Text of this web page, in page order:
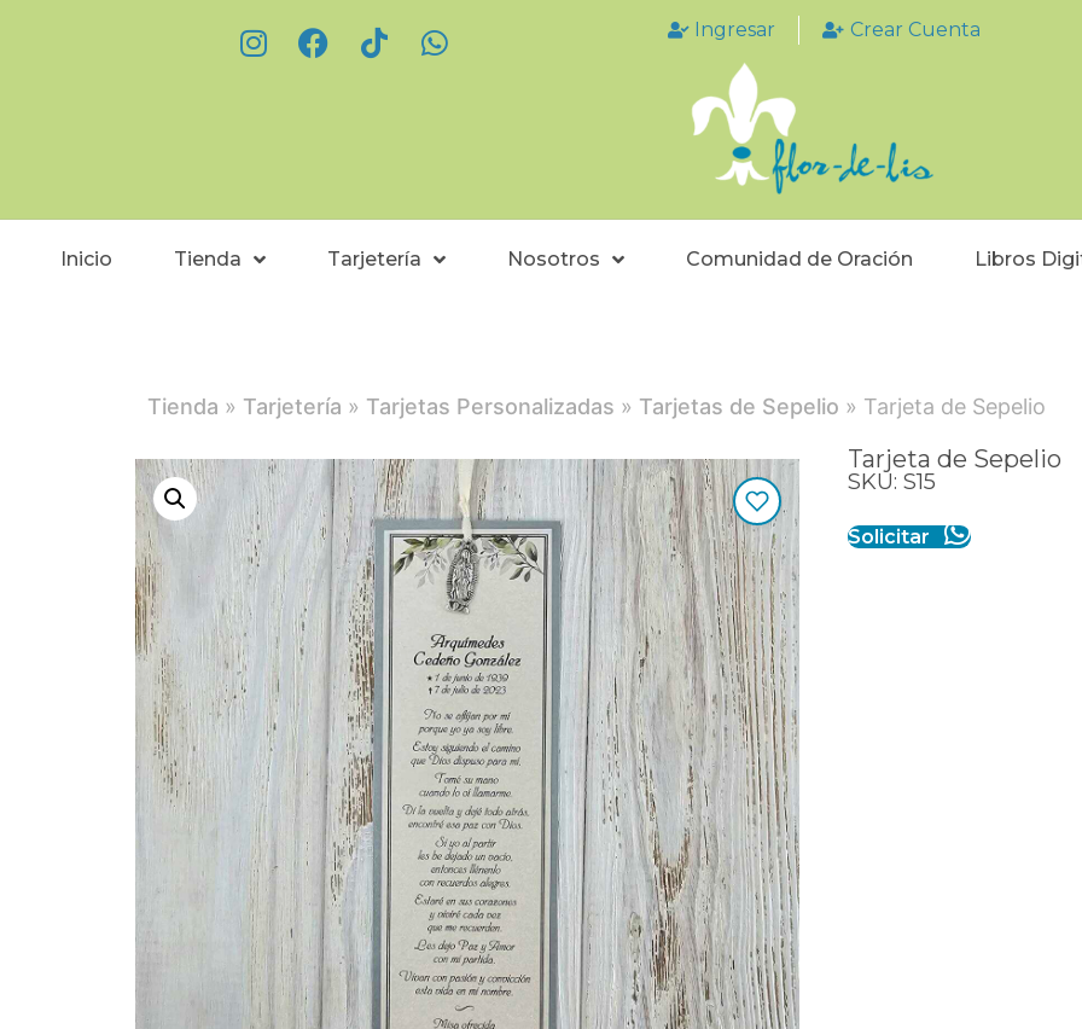
Ingresar Crear Cuenta
Inicio Tienda Tarjetería Nosotros Comunidad de Oración Libros
Tienda » Tarjetería » Tarjetas Personalizadas » Tarjetas de Sepelio » Tarjeta de Sepelio
Tarjeta de Sepelio
SKU: S15
Solicitar